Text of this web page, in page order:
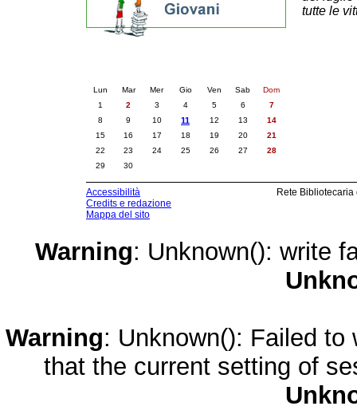
tutte le
Lun Mar Mer Gio Ven Sab
Dom
1
2 3 4 5 6
7
8
9 10 11 12 13
14
15
16 17 18 19 20
21
22
23 24 25 26 27
28
29
30
Accessibilità
Credits e redazione
Mappa del sito
Rete
Warning: Unknown(): write
Warning: Unknown(): Failed
that the current setting of